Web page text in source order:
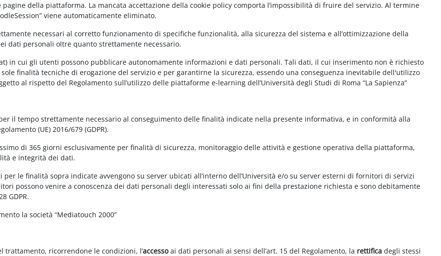
della piattaforma. La mancata accettazione della cookie policy comporta l’impossibilità di fruire del servizio. Al termine
viene automaticamente eliminato.
necessari al corretto funzionamento di specifiche funzionalità, alla sicurezza del sistema e all’ottimizzazione della
dati personali oltre quanto strettamente necessario.
in cui gli utenti possono pubblicare autonomamente informazioni e dati personali. Tali dati, il cui inserimento non è richiesto
finalità tecniche di erogazione del servizio e per garantirne la sicurezza, essendo una conseguenza inevitabile dell'utilizzo
al rispetto del Regolamento sull’utilizzo delle piattaforme e-learning dell’Università degli Studi di Roma “La Sapienza”
il tempo strettamente necessario al conseguimento delle finalità indicate nella presente informativa, e in conformità alla
(UE) 2016/679 (GDPR).
di 365 giorni esclusivamente per finalità di sicurezza, monitoraggio delle attività e gestione operativa della piattaforma,
e integrità dei dati.
le finalità sopra indicate avvengono su server ubicati all’interno dell’Università e/o su server esterni di fornitori di servizi
possono venire a conoscenza dei dati personali degli interessati solo ai fini della prestazione richiesta e sono debitamente
GDPR.
la società “Mediatouch 2000”
trattamento, ricorrendone le condizioni, l’accessoai dati personali ai sensi dell’art. 15 del Regolamento, la rettificadegli stessi